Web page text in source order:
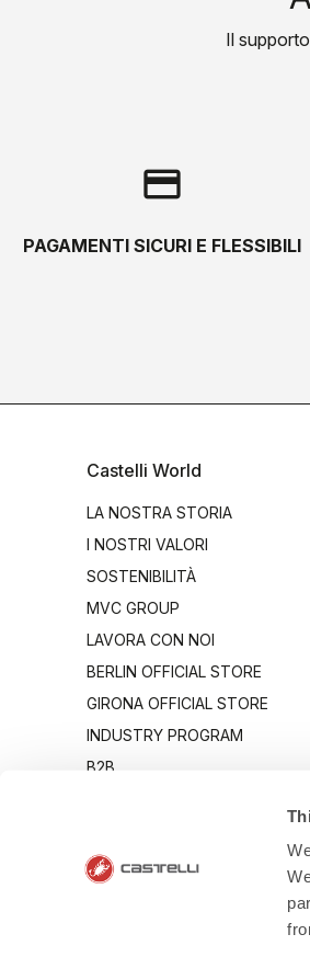
Il
credit_card
PAGAMENTI SICURI E FLESSIBILI
Castelli World
LA NOSTRA STORIA
I NOSTRI VALORI
SOSTENIBILITÀ
MVC GROUP
LAVORA CON NOI
BERLIN OFFICIAL STORE
GIRONA OFFICIAL STORE
INDUSTRY PROGRAM
B2B